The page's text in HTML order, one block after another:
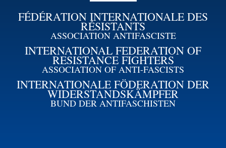
FÉDÉRATION INTERNATIONALE DES
RÉSISTANTS
ASSOCIATION ANTIFASCISTE
INTERNATIONAL FEDERATION OF
RESISTANCE FIGHTERS
ASSOCIATION OF ANTI-FASCISTS
INTERNATIONALE FÖDERATION DER
WIDERSTANDSKÄMPFER
BUND DER ANTIFASCHISTEN